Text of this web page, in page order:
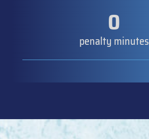
0
penalty minutes